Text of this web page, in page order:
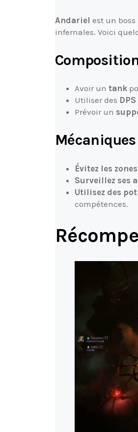
Andariel est un
infernales. Voici
Avoir un tank
Utiliser des
Prévoir un
Évitez les
Surveillez ses
Utilisez des
compétences.